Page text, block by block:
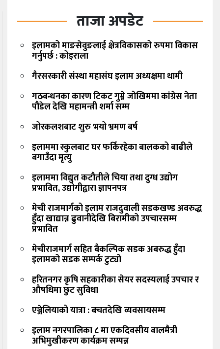
ताजा अपडेट
इलामको माङसेवुङलाई क्षेत्रविकासको रुपमा विकास
गर्नुपर्छ : कोइराला
गैरसरकारी संस्था महासंघ इलाम अध्यक्षमा थामी
गठबन्धनका कारण टिकट गुम्ने जोखिममा कांग्रेस नेता
पौडेल देखि महामन्त्री शर्मा सम्म
जोरकलशबाट शुरु भयो भ्रमण बर्ष
इलाममा स्कुलबाट घर फर्किरहेका बालकको बाढीले
बगाउँदा मृत्यु
इलाममा विद्युत कटौतीले चिया तथा दुग्ध उद्योग
प्रभावित, उद्योगीद्वारा ज्ञापनपत्र
मेची राजमार्गको इलाम राजदुवाली सडकखण्ड अवरुद्ध
हुँदा खाद्यान्न ढुवानीदेखि बिरामीको उपचारसम्म
प्रभावित
मेचीराजमार्ग सहित बैकल्पिक सडक अबरुद्ध हुँदा
इलामको सडक सम्पर्क टुट्यो
हरितनगर कृषि सहकारीका सेयर सदस्यलाई उपचार र
औषधिमा छुट सुविधा
एञ्जेलियाको यात्रा : बचतदेखि व्यवसायसम्म
इलाम नगरपालिका ८ मा एकदिवसीय बालमैत्री
अभिमुखीकरण कार्यक्रम सम्पन्न